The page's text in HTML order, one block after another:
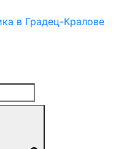
в Градец-Кралове